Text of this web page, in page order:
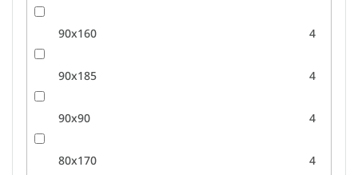
90x160 4
90x185 4
90x90 4
80x170 4